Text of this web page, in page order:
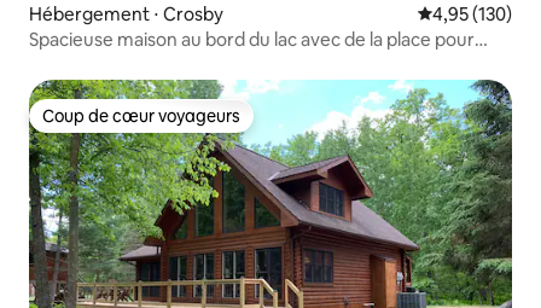
Hébergement ⋅ Crosby Évaluation
4,95 (130)
Spacieuse maison au bord du lac avec de la place pour
Coup de cœur voyageurs
Coup de cœur voyageurs